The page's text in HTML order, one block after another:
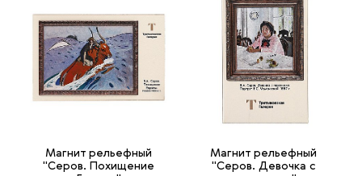
Магнит рельефный
"Серов. Похищение
Магнит рельефный
"Серов. Девочка с